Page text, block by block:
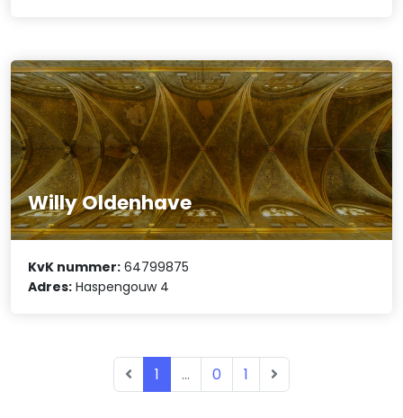
Willy Oldenhave
KvK nummer: 64799875
Adres: Haspengouw 4
1 ... 0 1